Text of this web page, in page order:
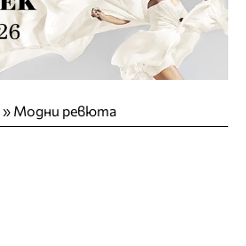
» Модни ревюта